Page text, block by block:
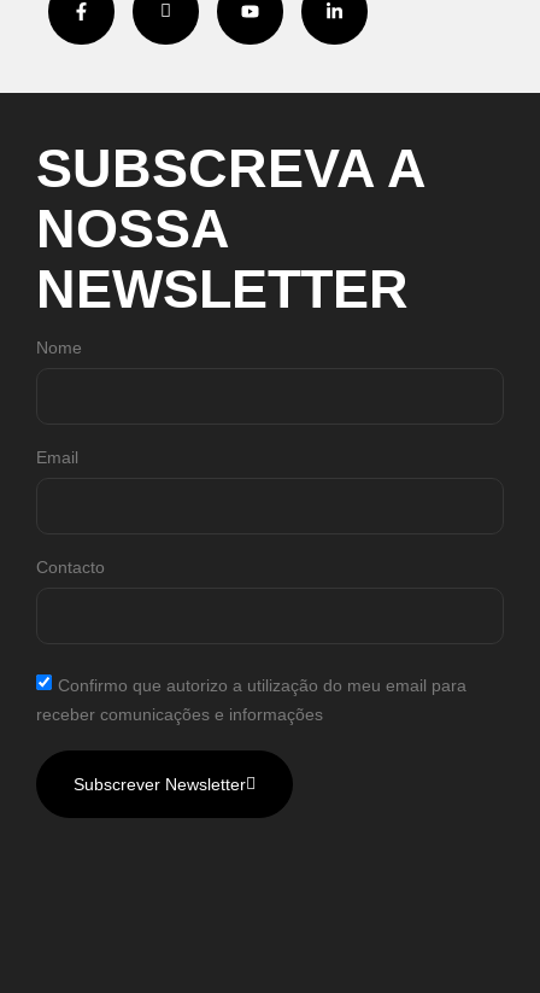
SUBSCREVA A
NOSSA
NEWSLETTER
Nome
Email
Contacto
Confirmo que autorizo a utilização do meu email para
receber comunicações e informações
Subscrever Newsletter